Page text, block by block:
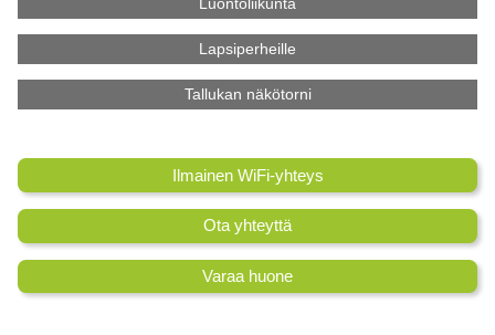
Luontoliikunta
Lapsiperheille
Tallukan näkötorni
Ilmainen WiFi-yhteys
Ota yhteyttä
Varaa huone